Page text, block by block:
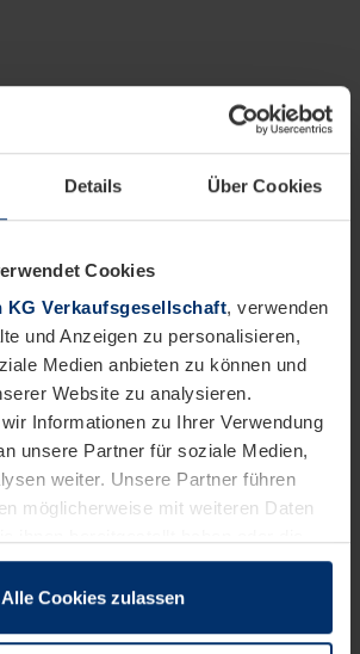
Details Über Cookies
Cookies
KG Verkaufsgesellschaft, verwenden
und Anzeigen zu personalisieren,
Medien anbieten zu können und
Website zu analysieren.
Informationen zu Ihrer Verwendung
unsere Partner für soziale Medien,
weiter. Unsere Partner führen
möglicherweise mit weiteren Daten
Nutzung der Dienste gesammelt
Alle Cookies zulassen